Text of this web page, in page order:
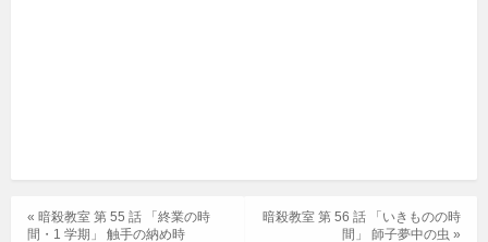
暗殺教室 第 56 話 「いきものの時
間」 師子夢中の虫 »
« 暗殺教室 第 55 話 「終業の時
間・1 学期」 触手の納め時